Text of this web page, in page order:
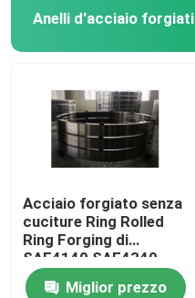
Anelli d'acciaio forgiati
Acciaio forgiato senza
cuciture Ring Rolled
Ring Forging di
SAE4140 SAE4340
OD3000mm
Miglior prezzo